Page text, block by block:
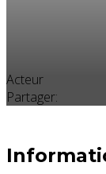
Acteur
Partager: